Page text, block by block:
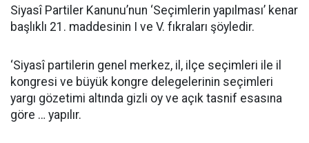
Siyasî Partiler Kanunu’nun ‘Seçimlerin yapılması’ kenar
başlıklı 21. maddesinin I ve V. fıkraları şöyledir.
‘Siyasî partilerin genel merkez, il, ilçe seçimleri ile il
kongresi ve büyük kongre delegelerinin seçimleri
yargı gözetimi altında gizli oy ve açık tasnif esasına
göre … yapılır.